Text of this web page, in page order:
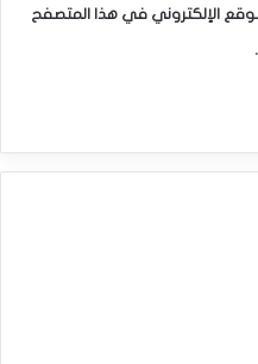
الإلكتروني في هذا المتصفح